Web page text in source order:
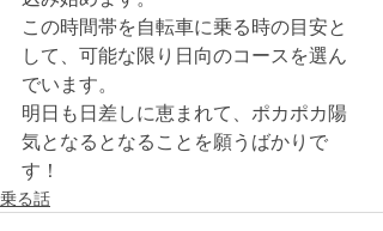
この時間帯を自転車に乗る時の目安と
して、可能な限り日向のコースを選ん
でいます。
明日も日差しに恵まれて、ポカポカ陽
気となるとなることを願うばかりで
す！
乗る話